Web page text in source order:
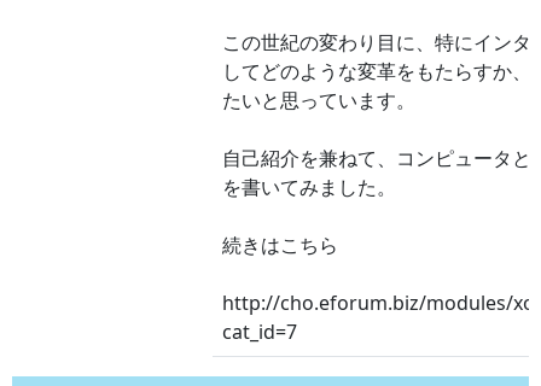
この世紀の変わり目に、特にインタ
してどのような変革をもたらすか
たいと思っています。
自己紹介を兼ねて、コンピュータと
を書いてみました。
続きはこちら
http://cho.eforum.biz/modules/
cat_id=7